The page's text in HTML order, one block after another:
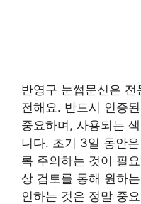
반영구 눈썹문신은
전해요. 반드시 인증
중요하며, 사용되는
니다. 초기 3일 동안
록 주의하는 것이 필
상 검토를 통해 원하
인하는 것은 정말 중